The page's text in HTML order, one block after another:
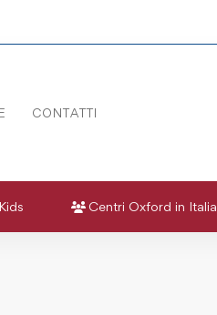
CONTATTI
Centri Oxford in Italia